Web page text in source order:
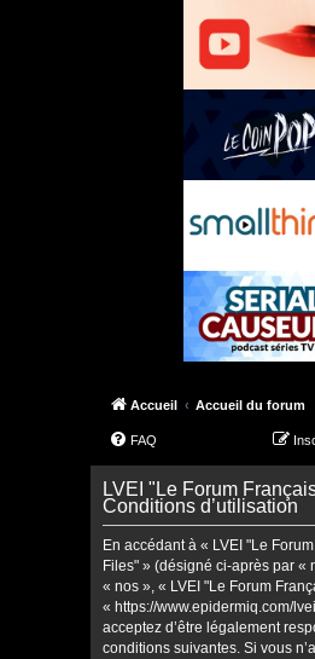
Accueil Accueil du forum
FAQ
LVEI "Le Forum
Conditions d’utilisation
En accédant à « LVEI "Le
Files" » (désigné ci-après par «
« nos », « LVEI "Le Forum
« https://www.epidermiq.com/
acceptez d’être légalement
conditions suivantes. Si vous